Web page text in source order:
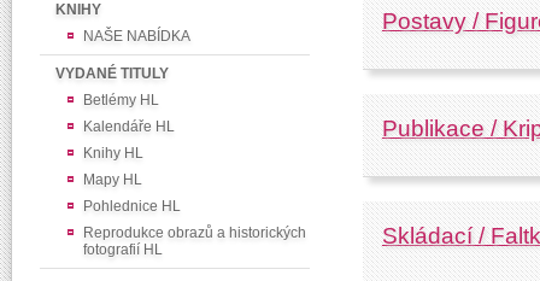
KNIHY
NAŠE NABÍDKA
VYDANÉ TITULY
Betlémy HL
Kalendáře HL
Knihy HL
Mapy HL
Pohlednice HL
Reprodukce obrazů a historických
fotografií HL
Postavy /
Publikace /
Skládací /